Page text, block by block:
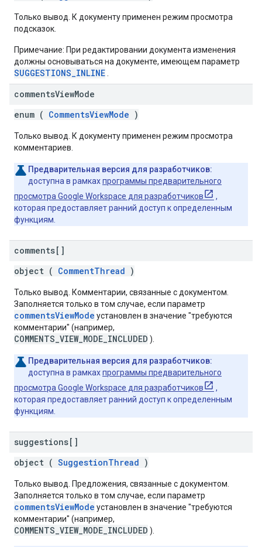
Только вывод. К документу применен режим просмотра
подсказок.
Примечание: При редактировании документа изменения
должны основываться на документе, имеющем параметр
SUGGESTIONS_INLINE
commentsViewMode
enum ( CommentsViewMode )
Только вывод. К документу применен режим просмотра
комментариев.
Предварительная версия для разработчиков:
доступна в рамкахпрограммы предварительного
просмотра Google Workspace для разработчиков
,
которая предоставляет ранний доступ к определенным
функциям.
comments[]
object ( CommentThread )
Только вывод. Комментарии, связанные с документом.
Заполняется только в том случае, если параметр
commentsViewMode установлен в значение "требуются
комментарии" (например,
COMMENTS_VIEW_MODE_INCLUDED ).
Предварительная версия для разработчиков:
доступна в рамкахпрограммы предварительного
просмотра Google Workspace для разработчиков
,
которая предоставляет ранний доступ к определенным
функциям.
suggestions[]
object ( SuggestionThread )
Только вывод. Предложения, связанные с документом.
Заполняется только в том случае, если параметр
commentsViewMode установлен в значение "требуются
комментарии" (например,
COMMENTS_VIEW_MODE_INCLUDED ).